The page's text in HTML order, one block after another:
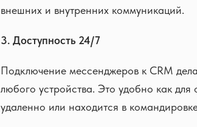
внешних и внутренних коммуникаций.
3. Доступность 24/7
Подключение мессенджеров к CRM
любого устройства. Это удобно как для
удаленно или находится в